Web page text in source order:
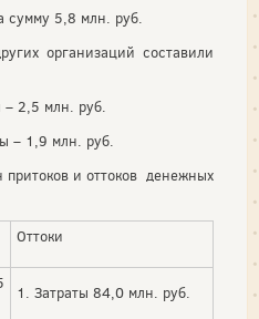
сумму 5,8 млн. руб.
организаций составили
– 2,5 млн. руб.
– 1,9 млн. руб.
и оттоков денежных
Оттоки
1. Затраты 84,0 млн. руб.